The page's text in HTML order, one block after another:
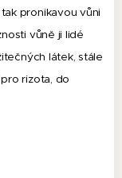
pronikavou vůni
vůně ji lidé
látek, stále
rizota, do